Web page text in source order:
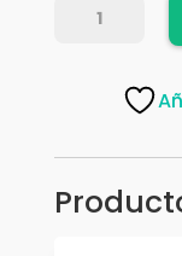
MANILLON